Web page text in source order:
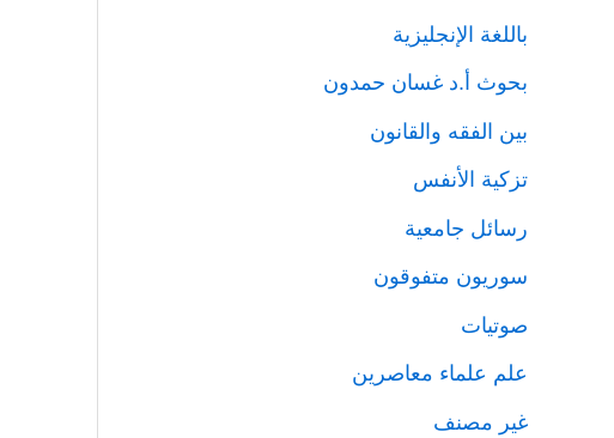
باللغة الإنجليزية
بحوث أ.د غسان حمدون
بين الفقه والقانون
تزكية الأنفس
رسائل جامعية
سوريون متفوقون
صوتيات
علم علماء معاصرين
غير مصنف